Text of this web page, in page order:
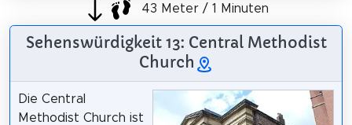
43 Meter / 1 Minuten
Sehenswürdigkeit 13: Central Methodist
Church
Die Central
Methodist Church ist